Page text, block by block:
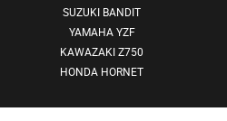
SUZUKI BANDIT
YAMAHA YZF
KAWAZAKI Z750
HONDA HORNET